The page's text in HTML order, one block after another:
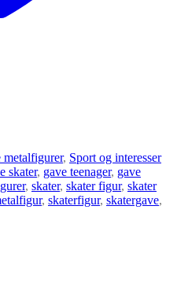
metalfigurer, Sport og interesser
skater, gave teenager, gave
, skater, skater figur, skater
, skaterfigur, skatergave,